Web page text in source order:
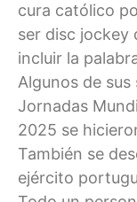
cura católico
ser disc jockey
incluir la
Algunos de
Jornadas
2025 se
También se
ejército